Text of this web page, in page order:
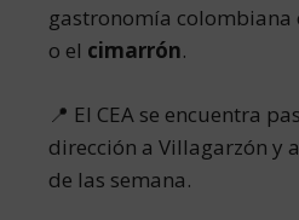
gastronomía colombiana
o el cimarrón.
📍 El CEA se encuentra
dirección a Villagarzón y
de las semana.